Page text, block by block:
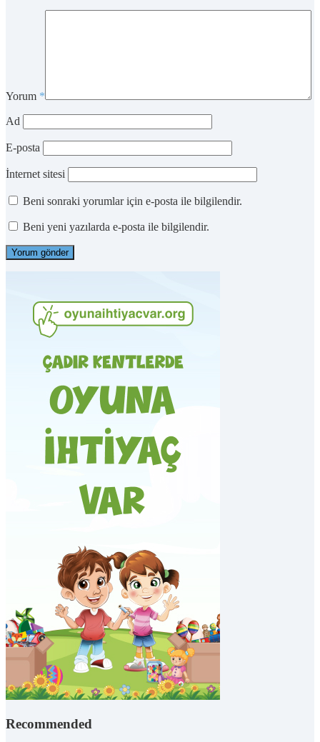
Yorum *
Ad
E-posta
İnternet sitesi
Beni sonraki yorumlar için e-posta ile bilgilendir.
Beni yeni yazılarda e-posta ile bilgilendir.
Recommended